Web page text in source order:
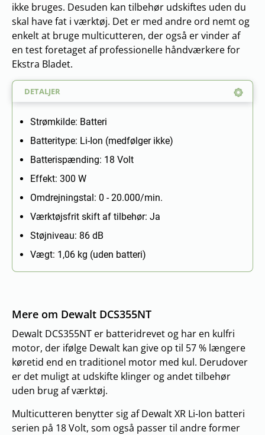
DETALJER
Strømkilde: Batteri
Batteritype: Li-Ion (medfølger ikke)
Batterispænding: 18 Volt
Effekt: 300 W
Omdrejningstal: 0 - 20.000/min.
Værktøjsfrit skift af tilbehør: Ja
Støjniveau: 86 dB
Vægt: 1,06 kg (uden batteri)
ikke bruges. Desuden kan tilbehør udskiftes uden du
skal have fat i værktøj. Det er med andre ord nemt og
enkelt at bruge multicutteren, der også er vinder af
en test foretaget af professionelle håndværkere for
Ekstra Bladet.
Mere om Dewalt DCS355NT
Dewalt DCS355NT er batteridrevet og har en kulfri
motor, der ifølge Dewalt kan give op til 57 % længere
køretid end en traditionel motor med kul. Derudover
er det muligt at udskifte klinger og andet tilbehør
uden brug af værktøj.
Multicutteren benytter sig af Dewalt XR Li-Ion batteri
serien på 18 Volt, som også passer til andre former